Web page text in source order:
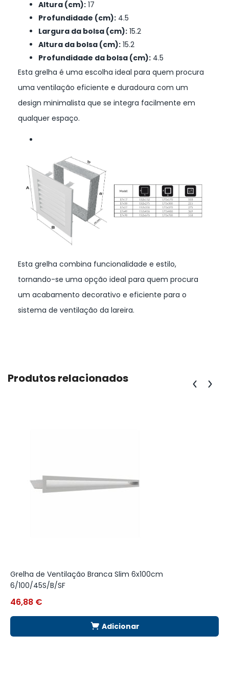
Altura (cm): 17
Profundidade (cm): 4.5
Largura da bolsa (cm): 15.2
Altura da bolsa (cm): 15.2
Profundidade da bolsa (cm): 4.5
Esta grelha é uma escolha ideal para quem procura
uma ventilação eficiente e duradoura com um
design minimalista que se integra facilmente em
qualquer espaço.
Esta grelha combina funcionalidade e estilo,
tornando-se uma opção ideal para quem procura
um acabamento decorativo e eficiente para o
sistema de ventilação da lareira.
Produtos relacionados
Grelha de Ventilação Branca Slim 6x100cm
6/100/45S/B/SF
46,88 €
Adicionar